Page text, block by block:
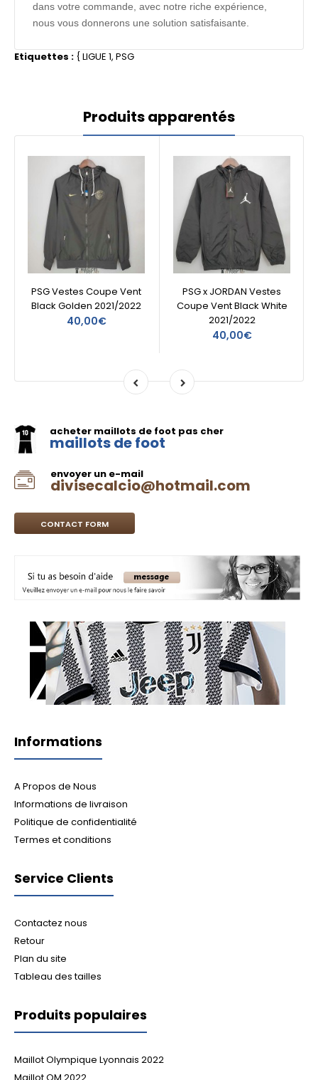
dans votre commande, avec notre riche expérience,
nous vous donnerons une solution satisfaisante.
Etiquettes : {LIGUE 1, PSG
Produits apparentés
PSG Vestes Coupe Vent
Black Golden 2021/2022
40,00€
PSG x JORDAN Vestes
Coupe Vent Black White
2021/2022
40,00€
acheter maillots de foot pas cher
maillots de foot
envoyer un e-mail
divisecalcio@hotmail.com
CONTACT FORM
Informations
A Propos de Nous
Informations de livraison
Politique de confidentialité
Termes et conditions
Service Clients
Contactez nous
Retour
Plan du site
Tableau des tailles
Produits populaires
Maillot Olympique Lyonnais 2022